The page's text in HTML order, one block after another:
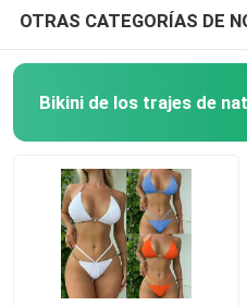
Sistemas de la lencería
Traje de baño musulmán
Traje de baño de tres
OTRAS CATEGORÍAS DE
Bikini de los trajes de